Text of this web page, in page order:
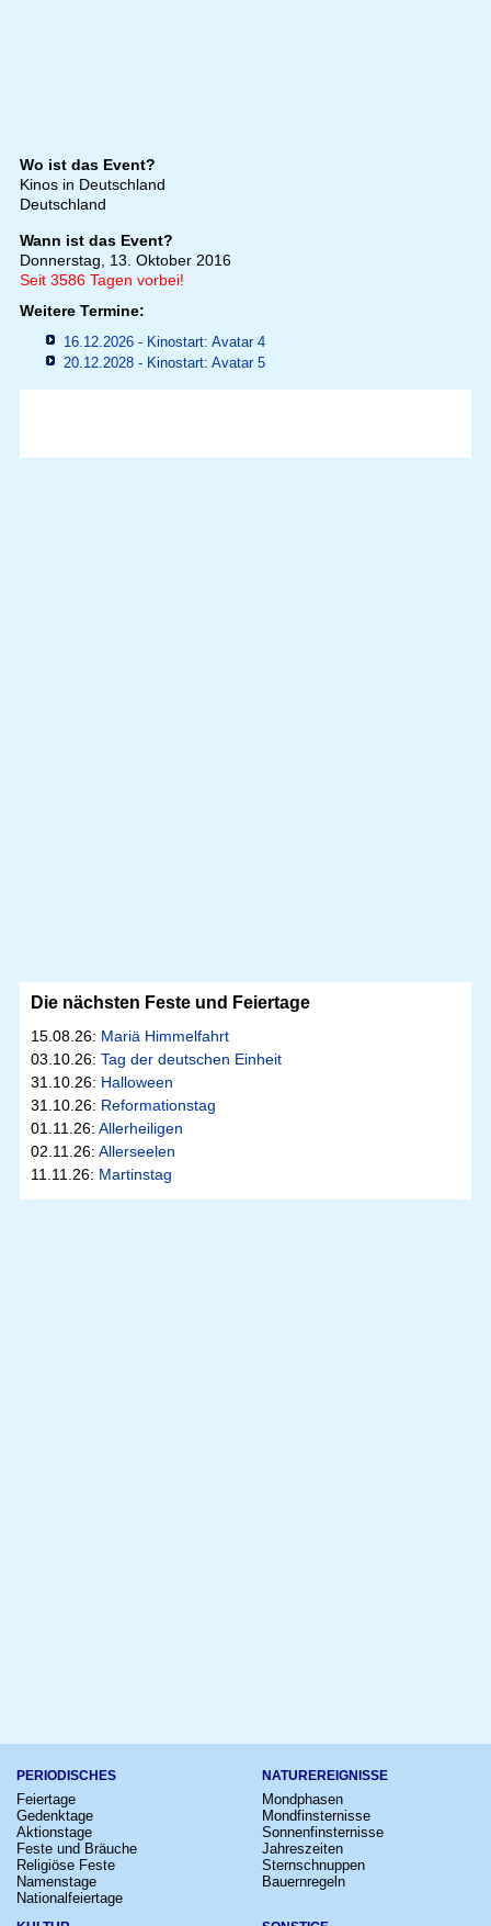
Wo ist das Event?
Kinos in Deutschland
Deutschland
Wann ist das Event?
Donnerstag, 13. Oktober 2016
Seit 3586 Tagen vorbei!
Weitere Termine:
16.12.2026 - Kinostart: Avatar 4
20.12.2028 - Kinostart: Avatar 5
Die nächsten Feste und Feiertage
15.08.26: Mariä Himmelfahrt
03.10.26: Tag der deutschen Einheit
31.10.26: Halloween
31.10.26: Reformationstag
01.11.26: Allerheiligen
02.11.26: Allerseelen
11.11.26: Martinstag
PERIODISCHES
Feiertage
Gedenktage
Aktionstage
Feste und Bräuche
Religiöse Feste
Namenstage
Nationalfeiertage
NATUREREIGNISSE
Mondphasen
Mondfinsternisse
Sonnenfinsternisse
Jahreszeiten
Sternschnuppen
Bauernregeln